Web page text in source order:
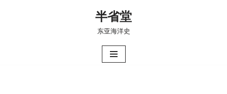
半省堂
东亚海洋史